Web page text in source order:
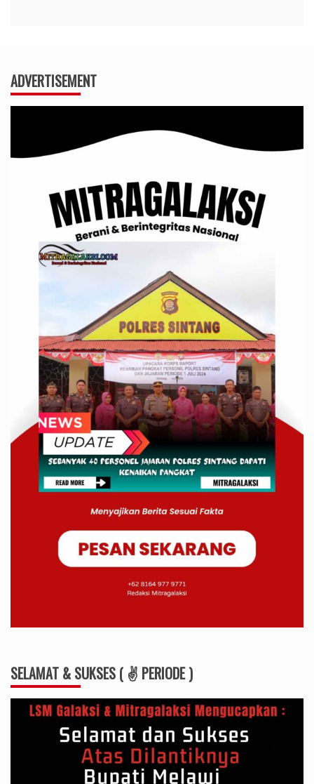
ADVERTISEMENT
SELAMAT & SUKSES ( ✌ PERIODE )